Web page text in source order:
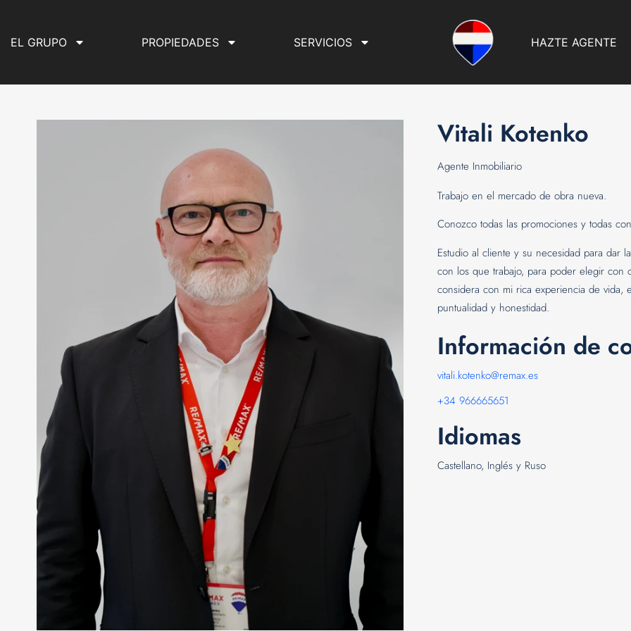
EL GRUPO PROPIEDADES SERVICIOS HAZTE AGENTE
Vitali Kotenko
Agente Inmobiliario
Trabajo en el mercado de obra nueva.
Conozco todas las promociones y todas
Estudio al cliente y su necesidad para dar
con los que trabajo, para poder elegir con
considera con mi rica experiencia de vida,
puntualidad y honestidad.
Información de
vitali.kotenko@remax.es
+34 966665651
Idiomas
Castellano, Inglés y Ruso